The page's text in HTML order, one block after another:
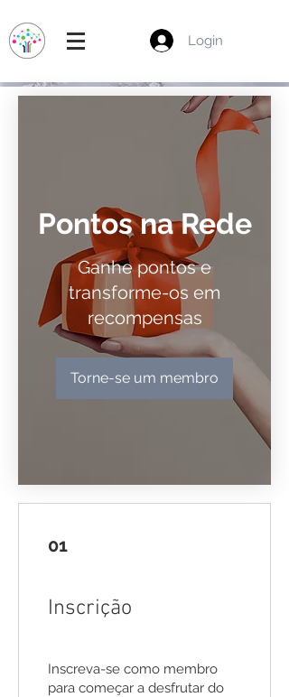
Login
Pontos na Rede
Ganhe pontos e
transforme-os em
recompensas
Torne-se um membro
01
Inscrição
Inscreva-se como membro
para começar a desfrutar do